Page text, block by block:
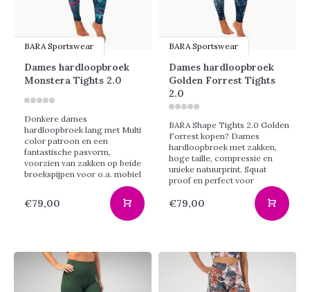
BARA Sportswear
Dames hardloopbroek
Monstera Tights 2.0
Donkere dames
hardloopbroek lang met Multi
color patroon en een
fantastische pasvorm,
voorzien van zakken op beide
broekspijpen voor o.a. mobiel
€79,00
BARA Sportswear
Dames hardloopbroek
Golden Forrest Tights
2.0
BARA Shape Tights 2.0 Golden
Forrest kopen? Dames
hardloopbroek met zakken,
hoge taille, compressie en
unieke natuurprint. Squat
proof en perfect voor
€79,00